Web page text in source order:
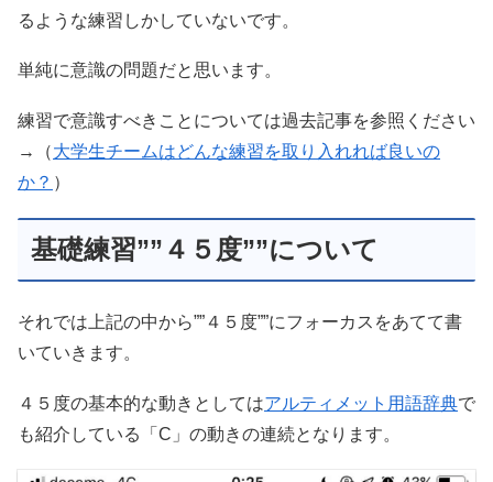
るような練習しかしていないです。
単純に意識の問題だと思います。
練習で意識すべきことについては過去記事を参照ください
→（大学生チームはどんな練習を取り入れれば良いの
か？ ）
基礎練習””４５度””について
それでは上記の中から””４５度””にフォーカスをあてて書
いていきます。
４５度の基本的な動きとしてはアルティメット用語辞典で
も紹介している「C」の動きの連続となります。